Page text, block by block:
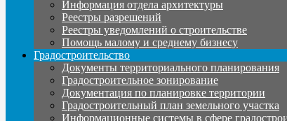
Информация отдела архитектуры
Реестры разрешений
Реестры уведомлений о строительстве
Помощь малому и среднему бизнесу
Градостроительство
Документы территориального планирования
Градостроительное зонирование
Документация по планировке территории
Градостроительный план земельного участка
Информационные системы в сфере